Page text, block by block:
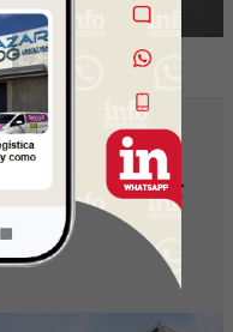
euros hasta
millones por